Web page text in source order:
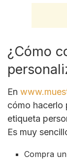
¿Cómo
En
cómo hacerlo
etiqueta
Es muy
Compra